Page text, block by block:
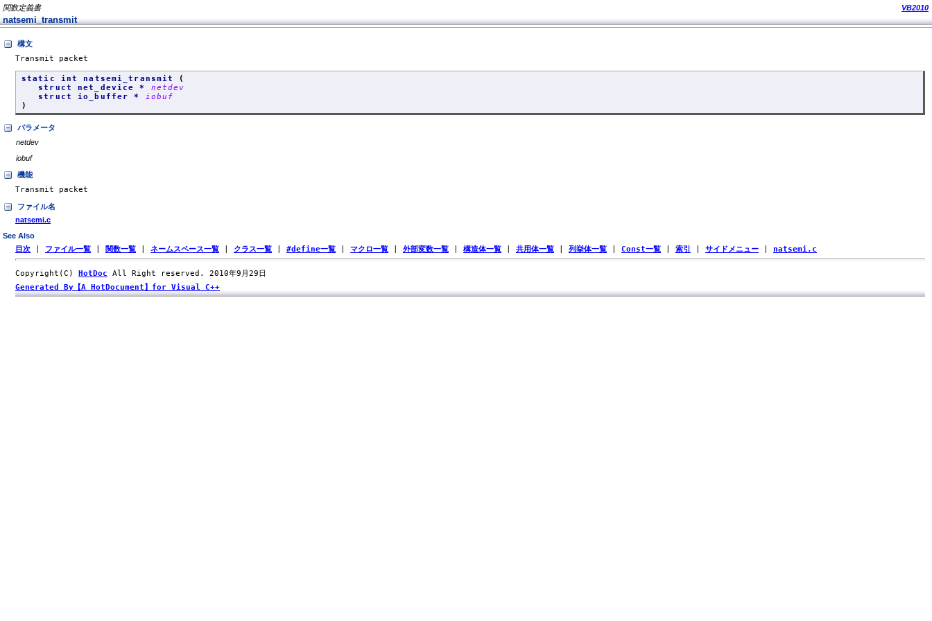
関数定義書 VB2010
natsemi_transmit
構文
Transmit packet
static int natsemi_transmit
(
struct net_device * netdev
struct io_buffer * iobuf
)
パラメータ
netdev
iobuf
機能
Transmit packet
ファイル名
natsemi.c
See Also
目次 ファイル一覧 関数一覧 ネームスペース一覧 クラス一覧 #define一覧 マクロ一覧 外部変数一覧 構造体一覧 共用体一覧 列挙体一覧 Const一覧 索引 サイドメニュー natsemi.c
Copyright(C) HotDoc All Right reserved. 2010年9月29日
Generated By【A HotDocument】for Visual C++